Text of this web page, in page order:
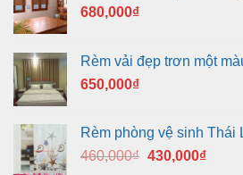
680,000₫
Rèm vải đẹp trơn một
650,000₫
Rèm phòng vệ sinh Thái
460,000₫ Giá
430,000₫Giá